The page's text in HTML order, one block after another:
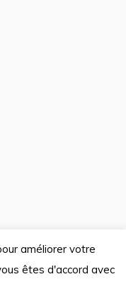
Galerie Cortade'Art —
améliorer votre
êtes d'accord avec